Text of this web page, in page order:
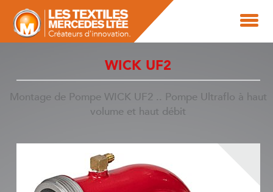
WICK UF2
Montage de Pompe WICK UF2 .. Pompe Ultraflo à haut
volume et haut débit